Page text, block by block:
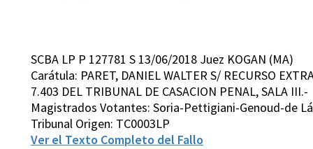
SCBA LP P 127781 S 13/06/2018 Juez KOGAN (MA)
Carátula: PARET, DANIEL WALTER S/ RECURSO
7.403 DEL TRIBUNAL DE CASACION PENAL, SALA III.-
Magistrados Votantes: Soria-Pettigiani-Genoud-de
Tribunal Origen: TC0003LP
Ver el Texto Completo del Fallo